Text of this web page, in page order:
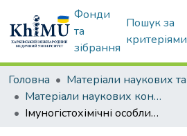
Фонди
та
зібрання
Пошук за
критеріями
Головна
Матеріали наукових конференцій та форумів
Імуногістохімічні особливості рецепторів до мелатоніну типу 1а у нейронах надзорових ядер гіпоталамуса при світловому стресі та уведенні мелатоніну